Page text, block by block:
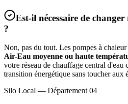
Est-il nécessaire de
?
Non, pas du tout. Les pompes à
Air-Eau moyenne ou haute
votre réseau de chauffage central d'eau
transition énergétique sans toucher aux
Silo Local — Département 04